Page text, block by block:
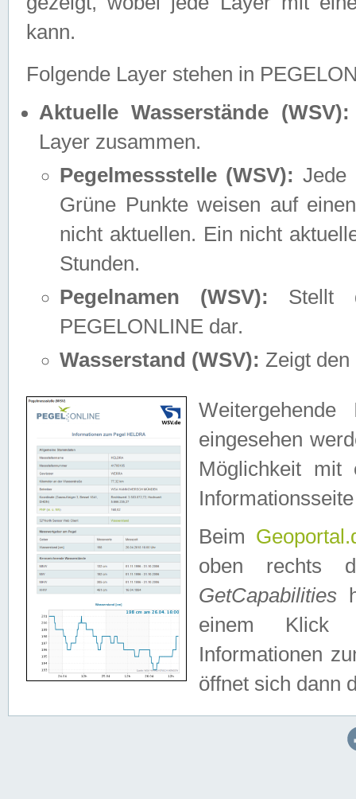
kann.
Folgende Layer stehen in
Aktuelle Wasserstände (WSV):
Layer zusammen.
Pegelmessstelle (WSV): Jede
Grüne Punkte weisen auf
nicht aktuellen. Ein nicht
Stunden.
Pegelnamen (WSV): Stellt
PEGELONLINE dar.
Wasserstand (WSV): Zeigt den
eingesehen
Möglichkeit mit
Beim
oben rechts
GetCapabilities
einem Klick
Informationen
öffnet sich dann